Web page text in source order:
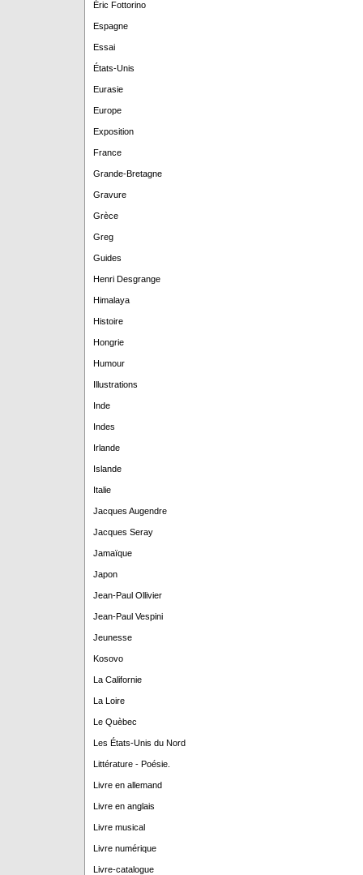
Éric Fottorino
Espagne
Essai
États-Unis
Eurasie
Europe
Exposition
France
Grande-Bretagne
Gravure
Grèce
Greg
Guides
Henri Desgrange
Himalaya
Histoire
Hongrie
Humour
Illustrations
Inde
Indes
Irlande
Islande
Italie
Jacques Augendre
Jacques Seray
Jamaïque
Japon
Jean-Paul Ollivier
Jean-Paul Vespini
Jeunesse
Kosovo
La Californie
La Loire
Le Quèbec
Les États-Unis du Nord
Littérature - Poésie.
Livre en allemand
Livre en anglais
Livre musical
Livre numérique
Livre-catalogue